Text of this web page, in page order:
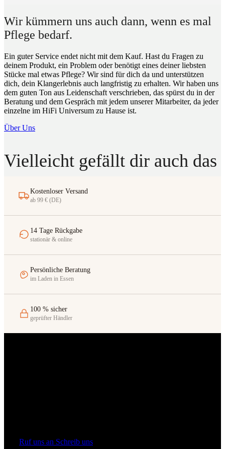
Wir kümmern uns auch dann, wenn es mal
Pflege bedarf.
Ein guter Service endet nicht mit dem Kauf. Hast du Fragen zu
deinem Produkt, ein Problem oder benötigt eines deiner liebsten
Stücke mal etwas Pflege? Wir sind für dich da und unterstützen
dich, dein Klangerlebnis auch langfristig zu erhalten. Wir haben uns
dem guten Ton aus Leidenschaft verschrieben, das spürst du in der
Beratung und dem Gespräch mit jedem unserer Mitarbeiter, da jeder
einzelne im HiFi Universum zu Hause ist.
Über Uns
Vielleicht gefällt dir auch das
Kostenloser Versand
ab 99 € (DE)
14 Tage Rückgabe
stationär & online
Persönliche Beratung
im Laden in Essen
100 % sicher
geprüfter Händler
Ruf uns an Schreib uns